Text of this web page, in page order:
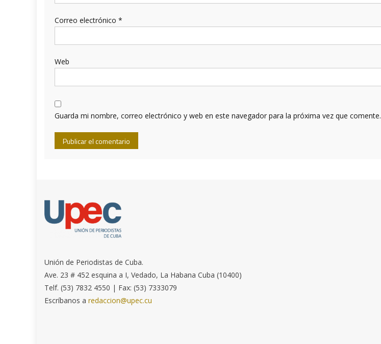
Correo electrónico *
Web
Guarda mi nombre, correo electrónico y web en este navegador para la próxima vez que comente.
Unión de Periodistas de Cuba.
Ave. 23 # 452 esquina a I, Vedado, La Habana Cuba (10400)
Telf. (53) 7832 4550 | Fax: (53) 7333079
Escríbanos aredaccion@upec.cu